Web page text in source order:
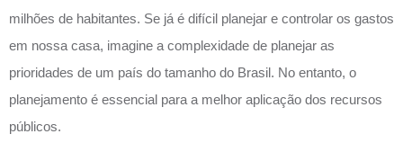
milhões de habitantes. Se já é difícil planejar e controlar os gastos
em nossa casa, imagine a complexidade de planejar as
prioridades de um país do tamanho do Brasil. No entanto, o
planejamento é essencial para a melhor aplicação dos recursos
públicos.